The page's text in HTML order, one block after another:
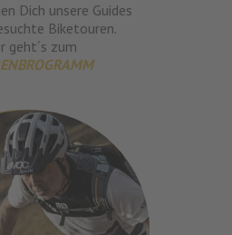
Dich unsere Guides
Biketouren.
geht´s zum